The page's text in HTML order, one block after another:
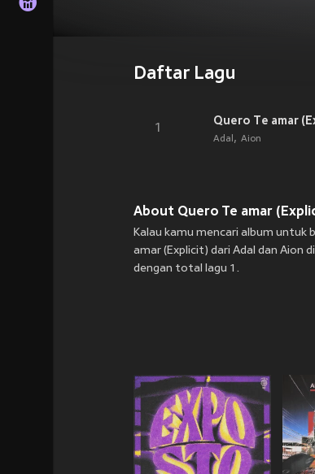
Daftar Lagu
1
Quero Te amar
Adal Aion
About Quero Te amar
Kalau kamu mencari album untuk
amar (Explicit) dari Adal dan Aion
dengan total lagu 1.